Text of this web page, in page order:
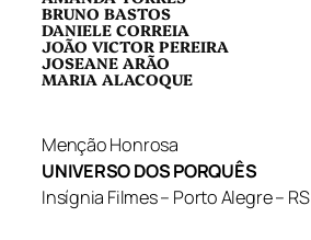
BRUNO BASTOS
DANIELE CORREIA
JOÃO VICTOR PEREIRA
JOSEANE ARÃO
MARIA ALACOQUE
Menção Honrosa
UNIVERSO DOS PORQUÊS
Insígnia Filmes – Porto Alegre – RS